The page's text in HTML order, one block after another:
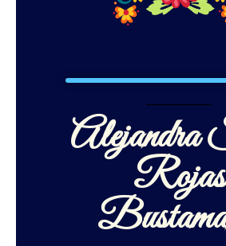
Alejandra
Rojas